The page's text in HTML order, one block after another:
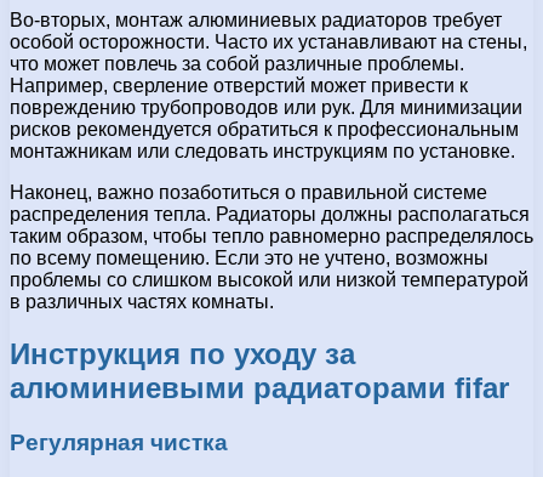
Во-вторых, монтаж алюминиевых радиаторов требует
особой осторожности. Часто их устанавливают на стены,
что может повлечь за собой различные проблемы.
Например, сверление отверстий может привести к
повреждению трубопроводов или рук. Для минимизации
рисков рекомендуется обратиться к профессиональным
монтажникам или следовать инструкциям по установке.
Наконец, важно позаботиться о правильной системе
распределения тепла. Радиаторы должны располагаться
таким образом, чтобы тепло равномерно распределялось
по всему помещению. Если это не учтено, возможны
проблемы со слишком высокой или низкой температурой
в различных частях комнаты.
Инструкция по уходу за
алюминиевыми радиаторами fifar
Регулярная чистка